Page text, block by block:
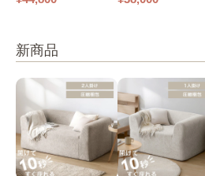
新商品